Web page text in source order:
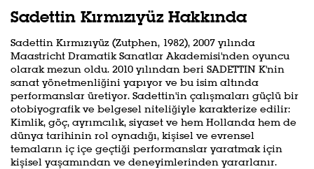
Sadettin Kırmızıyüz Hakkında
Sadettin Kırmızıyüz (Zutphen, 1982), 2007 yılında
Maastricht Dramatik Sanatlar Akademisi'nden oyuncu
olarak mezun oldu. 2010 yılından beri SADETTIN K'nin
sanat yönetmenliğini yapıyor ve bu isim altında
performanslar üretiyor. Sadettin'in çalışmaları güçlü bir
otobiyografik ve belgesel niteliğiyle karakterize edilir:
Kimlik, göç, ayrımcılık, siyaset ve hem Hollanda hem de
dünya tarihinin rol oynadığı, kişisel ve evrensel
temaların iç içe geçtiği performanslar yaratmak için
kişisel yaşamından ve deneyimlerinden yararlanır.